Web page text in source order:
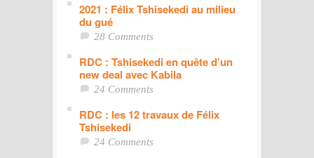
2021 : Félix Tshisekedi au milieu
du gué
28 Comments
RDC : Tshisekedi en quête d’un
new deal avec Kabila
24 Comments
RDC : les 12 travaux de Félix
Tshisekedi
24 Comments